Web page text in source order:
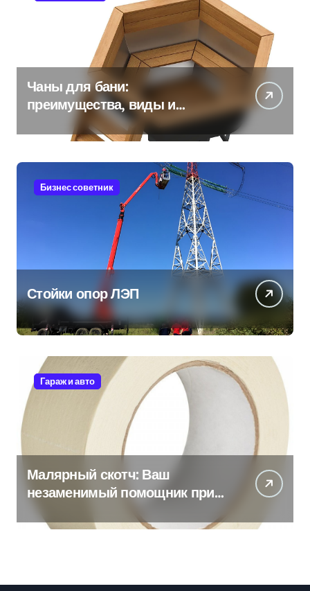
Чаны для бани:
преимущества, виды и
особенности использования
Бизнес советник
Стойки опор ЛЭП
Гараж и авто
Малярный скотч: Ваш
незаменимый помощник при